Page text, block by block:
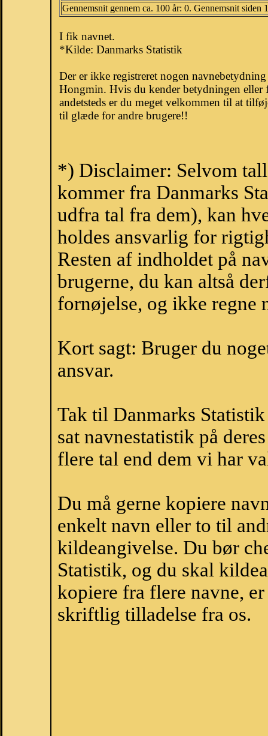
Gennemsnit gennem ca. 100 år: 0. Gennemsnit siden
I fik navnet.
*Kilde: Danmarks Statistik
Der er ikke registreret nogen
Hongmin. Hvis du kender betydningen eller
andetsteds er du meget velkommen til at
til glæde for andre brugere!!
*) Disclaimer: Selvom
kommer fra Danmarks
udfra tal fra dem), kan
holdes ansvarlig for
Resten af indholdet på
brugerne, du kan altså
fornøjelse, og ikke regne
Kort sagt: Bruger du
ansvar.
Tak til Danmarks
sat navnestatistik på
flere tal end dem vi har
Du må gerne kopiere
enkelt navn eller to til
kildeangivelse. Du bør
Statistik, og du skal
kopiere fra flere navne,
skriftlig tilladelse fra os.